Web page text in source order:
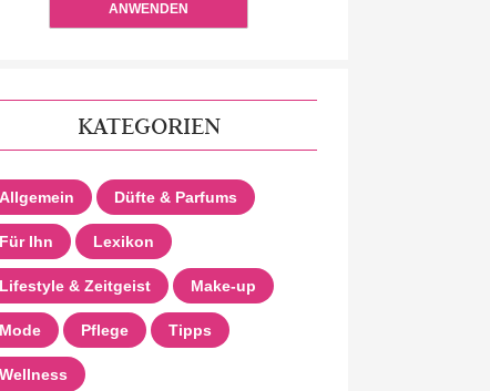
ANWENDEN
KATEGORIEN
Allgemein Düfte & Parfums
Für Ihn Lexikon
Lifestyle & Zeitgeist Make-up
Mode Pflege Tipps
Wellness